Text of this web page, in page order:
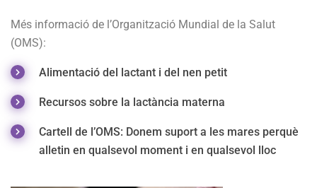
Més informació de l’Organització Mundial de la Salut
(OMS):
Alimentació del lactant i del nen petit
Recursos sobre la lactància materna
Cartell de l’OMS: Donem suport a les mares perquè
alletin en qualsevol moment i en qualsevol lloc